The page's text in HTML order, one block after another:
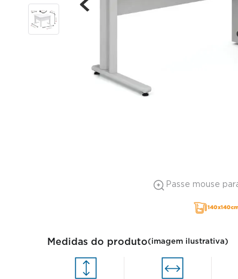
Passe mouse
Medidas do produto(imagem ilustrativa)